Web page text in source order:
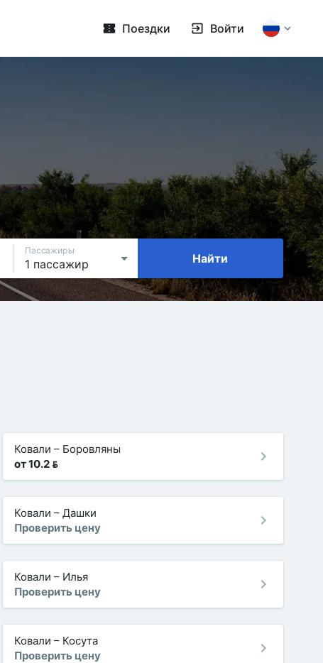
Поездки Войти
Пассажиры
Найти
Ковали – Боровляны
от 10.2 
Ковали –Дашки
Проверить цену
Ковали – Илья
Проверить цену
Ковали – Косута
Проверить цену